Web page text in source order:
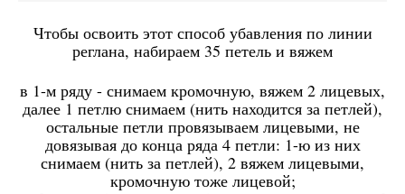
Чтобы освоить этот способ убавления по линии
реглана, набираем 35 петель и вяжем
в 1-м ряду - снимаем кромочную, вяжем 2 лицевых,
далее 1 петлю снимаем (нить находится за петлей),
остальные петли провязываем лицевыми, не
довязывая до конца ряда 4 петли: 1-ю из них
снимаем (нить за петлей), 2 вяжем лицевыми,
кромочную тоже лицевой;